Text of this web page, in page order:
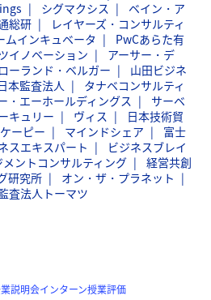
シグマクシス
ベイン・ア
総研
レイヤーズ・コンサルティ
ムインキュベータ
PwCあらた有
イノベーション
アーサー・デ
ローランド・ベルガー
山田ビジネ
本監査法人
タナベコンサルティ
・エーホールディングス
サーベ
キュリー ヴィス
日本技術貿
ーピー マインドシェア
富士
スエキスパート
ビジネスブレイ
メントコンサルティング
経営共創
研究所
オン・ザ・プラネット
査法人トーマツ
説明会インターン授業評価